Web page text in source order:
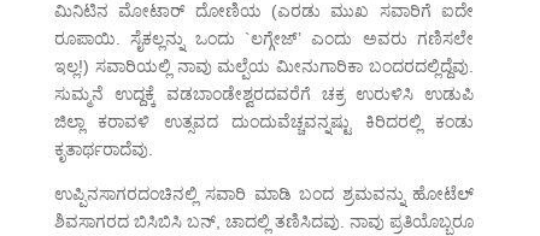
ಮಿನಿಟಿನ ಮೋಟಾರ್ ದೋಣಿಯ (ಎರಡು ಮುಖ ಸವಾರಿಗೆ ಐದೇ
ರೂಪಾಯಿ. ಸೈಕಲ್ಲನ್ನು ಒಂದು `ಲಗ್ಗೇಜ್’ ಎಂದು ಅವರು ಗಣಿಸಲೇ
ಇಲ್ಲ!) ಸವಾರಿಯಲ್ಲಿ ನಾವು ಮಲ್ಪೆಯ ಮೀನುಗಾರಿಕಾ ಬಂದರದಲ್ಲಿದ್ದೆವು.
ಸುಮ್ಮನೆ ಉದ್ದಕ್ಕೆ ವಡಬಾಂಡೇಶ್ವರದವರೆಗೆ ಚಕ್ರ ಉರುಳಿಸಿ ಉಡುಪಿ
ಜಿಲ್ಲಾ ಕರಾವಳಿ ಉತ್ಸವದ ದುಂದುವೆಚ್ಚವನ್ನಷ್ಟು ಕಿರಿದರಲ್ಲಿ ಕಂಡು
ಕೃತಾರ್ಥರಾದೆವು.
ಉಪ್ಪಿನಸಾಗರದಂಚಿನಲ್ಲಿ ಸವಾರಿ ಮಾಡಿ ಬಂದ ಶ್ರಮವನ್ನು ಹೋಟೆಲ್
ಶಿವಸಾಗರದ ಬಿಸಿಬಿಸಿ ಬನ್, ಚಾದಲ್ಲಿ ತಣಿಸಿದವು. ನಾವು ಪ್ರತಿಯೊಬ್ಬರೂ